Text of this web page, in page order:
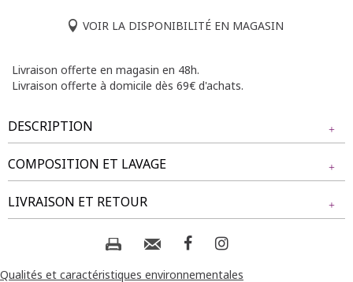
VOIR LA DISPONIBILITÉ EN MAGASIN
Livraison offerte en magasin en 48h.
Livraison offerte à domicile dès 69€ d'achats.
DESCRIPTION
Pantalon fluide bicolore imprimé palme. Coupe droite à
jambes larges. Longueur longue. Modèle sans fermeture
avec large taille élastiquée dans le dos. 2 poches italiennes
devant. Imprimé à motifs grandes feuilles palmées avec
détails tachetés. Tissu léger et fluide aspect lin. Fines
surpiqûres discrètes en finition du modèle.
COMPOSITION ET LAVAGE
Tissu principal : VISCOSE 86% , POLYAMIDE 14%
Composition et lavage :
LIVRAISON ET RETOUR
NOS MODES DE LIVRAISON
Livraison Magasin :
Qualités et caractéristiques environnementales